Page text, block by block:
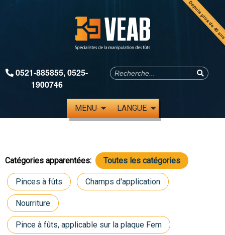
Depuis plus de
0521-885855,0525-
1900746
MENU LANGUE
Catégories apparentées: Toutes les catégories
Pinces à fûts Champs d'application
Nourriture
Pince à fûts, applicable sur la plaque Fem